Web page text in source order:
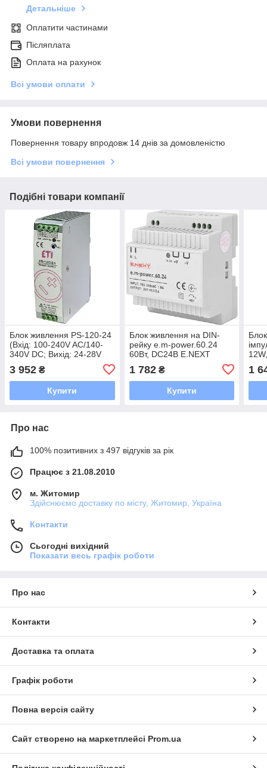
Детальніше
Оплатити частинами
Післяплата
Оплата на рахунок
Всі умови оплати
Умови повернення
Повернення товару впродовж 14 днів за домовленістю
Всі умови повернення
Подібні товари компанії
Блок живлення PS-120-24
(Вхід: 100-240V AC/140-
340V DC; Вихід: 24-28V
3 952 ₴
Купити
Блок живлення на DIN-
рейку e.m-power.60.24
60Вт, DC24В E.NEXT
1 782₴
Купити
1
Про нас
100% позитивних з 497 відгуків за рік
Працює з 21.08.2010
м. Житомир
Здійснюємо доставку по місту, Житомир, Україна
Контакти
Сьогодні вихідний
Показати весь графік роботи
Про нас
Контакти
Доставка та оплата
Графік роботи
Повна версія сайту
Сайт створено на маркетплейсі Prom.ua